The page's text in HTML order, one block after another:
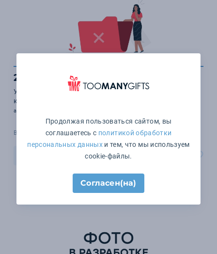
26 ₽
Упаковка календаря трио в пакет (стандарт/эконом/
квадро)
арт. pl0324
В наличии 999999 шт.
Продолжая пользоваться сайтом, вы
соглашаетесь с политикой обработки
персональных данныхи тем, что мы используем
cookie-файлы.
Согласен(на)